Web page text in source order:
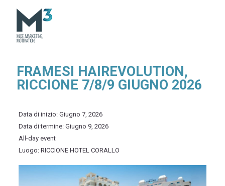
FRAMESI HAIREVOLUTION,
RICCIONE 7/8/9 GIUGNO 2026
Data di inizio: Giugno 7, 2026
Data di termine: Giugno 9, 2026
All-day event
Luogo: RICCIONE HOTEL CORALLO